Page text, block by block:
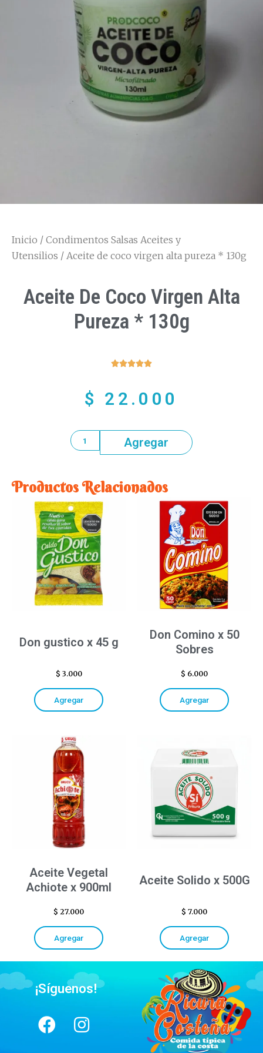
Inicio / Condimentos Salsas Aceites y
Utensilios / Aceite de coco virgen alta pureza * 130g
Aceite De Coco Virgen Alta
Pureza * 130g

$ 22.000
Agregar
Productos Relacionados
Don gustico x 45 g
$ 3.000
Agregar
Don Comino x 50
Sobres
$ 6.000
Agregar
Aceite Vegetal
Achiote x 900ml
$ 27.000
Agregar
Aceite Solido x 500G
$ 7.000
Agregar
¡Síguenos!